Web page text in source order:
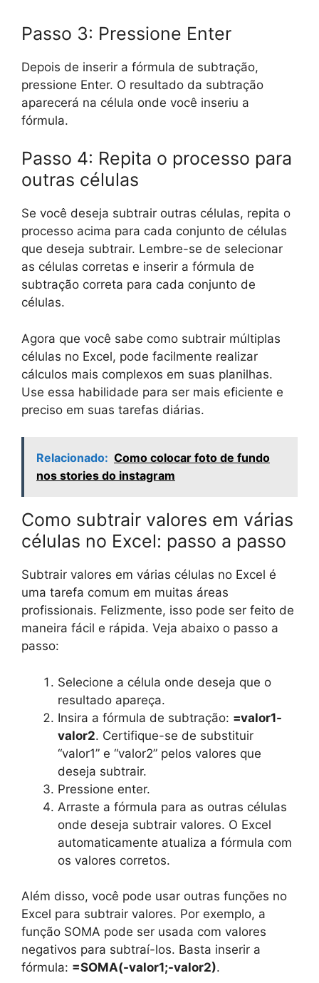
Passo 3: Pressione Enter
Depois de inserir a fórmula de subtração,
pressione Enter. O resultado da subtração
aparecerá na célula onde você inseriu a
fórmula.
Passo 4: Repita o processo para
outras células
Se você deseja subtrair outras células, repita o
processo acima para cada conjunto de células
que deseja subtrair. Lembre-se de selecionar
as células corretas e inserir a fórmula de
subtração correta para cada conjunto de
células.
Agora que você sabe como subtrair múltiplas
células no Excel, pode facilmente realizar
cálculos mais complexos em suas planilhas.
Use essa habilidade para ser mais eficiente e
preciso em suas tarefas diárias.
Relacionado: Como colocar foto de fundo
nos stories do instagram
Como subtrair valores em várias
células no Excel: passo a passo
Subtrair valores em várias células no Excel é
uma tarefa comum em muitas áreas
profissionais. Felizmente, isso pode ser feito de
maneira fácil e rápida. Veja abaixo o passo a
passo:
Selecione a célula onde deseja que o
resultado apareça.
Insira a fórmula de subtração: =valor1-
valor2. Certifique-se de substituir
“valor1” e “valor2” pelos valores que
deseja subtrair.
Pressione enter.
Arraste a fórmula para as outras células
onde deseja subtrair valores. O Excel
automaticamente atualiza a fórmula com
os valores corretos.
Além disso, você pode usar outras funções no
Excel para subtrair valores. Por exemplo, a
função SOMA pode ser usada com valores
negativos para subtraí-los. Basta inserir a
fórmula: =SOMA(-valor1;-valor2).